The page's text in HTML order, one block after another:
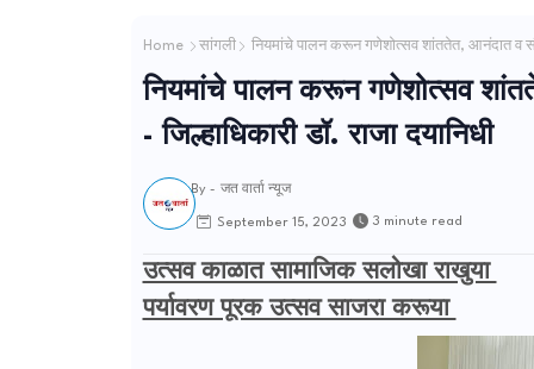
Home सांगली नियमांचे पालन करून गणेशोत्सव शांततेत, आनंदात व
नियमांचे पालन करून गणेशोत्सव
- जिल्हाधिकारी डॉ. राजा दयानिधी
By - जत वार्ता न्यूज
September 15, 2023 3 minute read
उत्सव काळात सामाजिक सलोखा राखुया
पर्यावरण पूरक उत्सव साजरा करूया